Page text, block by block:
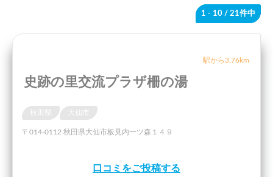
1 - 10 / 21件中
駅から3.76km
史跡の里交流プラザ柵の湯
〒014-0112 秋田県大仙市板見内一ツ森１４９
口コミをご投稿する